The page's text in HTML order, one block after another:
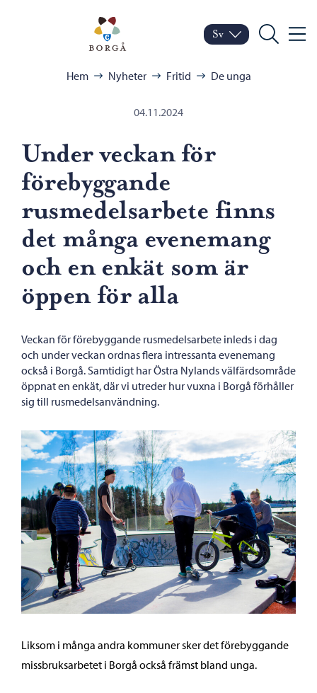
Porvoo – Gå till
Byt språk
Nuvarande språk:
Sv
Sök Meny
Hem Nyheter Fritid De unga
04.11.2024
Under veckan för
förebyggande
rusmedelsarbete finns
det många evenemang
och en enkät som är
öppen för alla
Veckan för förebyggande rusmedelsarbete inleds i dag
och under veckan ordnas flera intressanta evenemang
också i Borgå. Samtidigt har Östra Nylands välfärdsområde
öppnat en enkät, där vi utreder hur vuxna i Borgå förhåller
sig till rusmedelsanvändning.
Liksom i många andra kommuner sker det förebyggande
missbruksarbetet i Borgå också främst bland unga.